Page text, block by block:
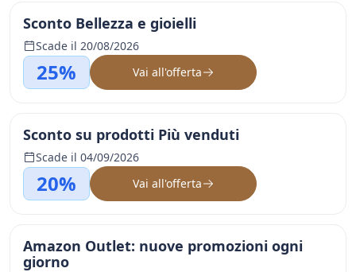
Sconto Bellezza e gioielli
Scade il 20/08/2026
25% Vai all'offerta
Sconto su prodotti Più venduti
Scade il 04/09/2026
20% Vai all'offerta
Amazon Outlet: nuove promozioni ogni
giorno